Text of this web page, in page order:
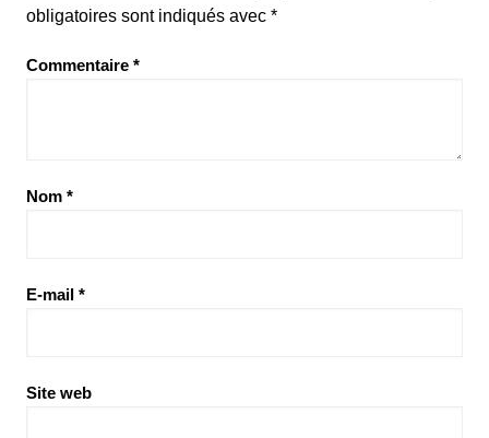
obligatoires sont indiqués avec *
Commentaire *
Nom *
E-mail *
Site web